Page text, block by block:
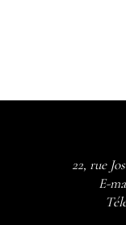
22, rue
E-